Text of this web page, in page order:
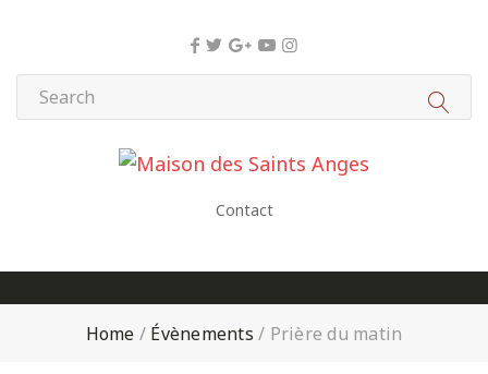
Contact
Home / Évènements / Prière du matin